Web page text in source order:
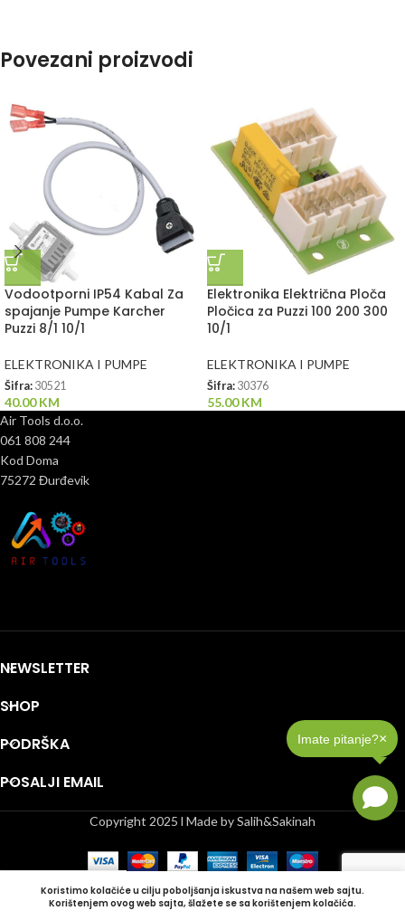
Povezani proizvodi
Vodootporni IP54 Kabal Za
spajanje Pumpe Karcher
Puzzi 8/1 10/1
ELEKTRONIKA I PUMPE
Šifra: 30521
40.00KM
Elektronika Električna Ploča
Pločica za Puzzi 100 200 300
10/1
ELEKTRONIKA I PUMPE
Šifra: 30376
55.00KM
Air Tools d.o.o.
061 808 244
Kod Doma
75272 Đurđevik
NEWSLETTER
SHOP
PODRŠKA
POSALJI EMAIL
Copyright 2025 l Made by Salih&Sakinah
Lista željaKorpaMoj račun
Bočna Traka
Koristimo kolačiće u cilju poboljšanja iskustva na našem web sajtu.
Korištenjem ovog web sajta, šlažete se sa korištenjem kolačića.
Imate pitanje?×